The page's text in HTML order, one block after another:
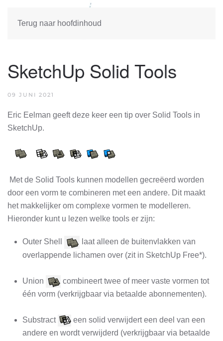
Terug naar hoofdinhoud
SketchUp Solid Tools
09 JUNI 2021
Eric Eelman geeft deze keer een tip over Solid Tools in
SketchUp.
Met de Solid Tools kunnen modellen gecreëerd worden
door een vorm te combineren met een andere. Dit maakt
het makkelijker om complexe vormen te modelleren.
Hieronder kunt u lezen welke tools er zijn:
Outer Shell
laat alleen de buitenvlakken van
overlappende lichamen over (zit in SketchUp Free*).
Union
combineert twee of meer vaste vormen tot
één vorm (verkrijgbaar via betaalde abonnementen).
Substract
een solid verwijdert een deel van een
andere en wordt verwijderd (verkrijgbaar via betaalde